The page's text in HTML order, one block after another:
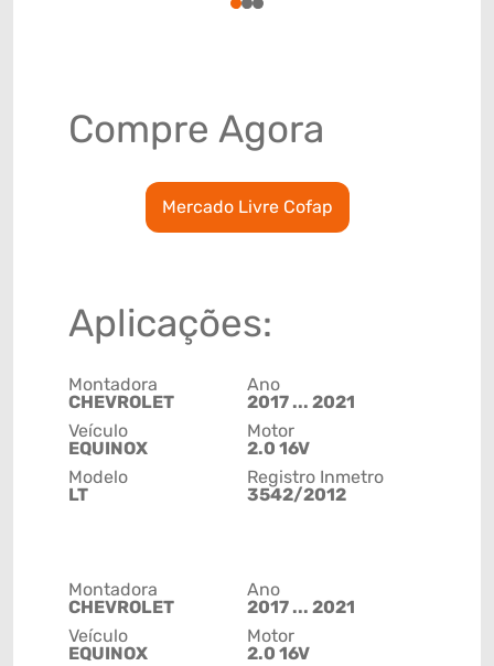
123
Compre Agora
Mercado Livre Cofap
Aplicações:
Montadora
CHEVROLET
Veículo
EQUINOX
Modelo
LT
Ano
2017 ... 2021
Motor
2.0 16V
Registro Inmetro
3542/2012
Montadora
CHEVROLET
Veículo
EQUINOX
Ano
2017 ... 2021
Motor
2.0 16V